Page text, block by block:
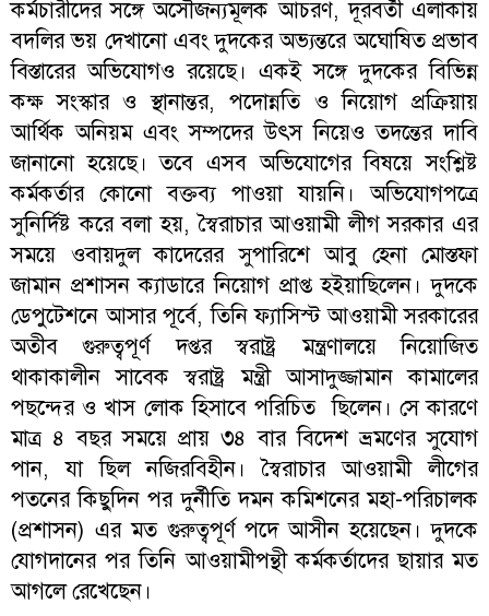
কর্মচারীদের সঙ্গে অসৌজন্যমূলক আচরণ, দূরবর্তী এলাকায়
বদলির ভয় দেখানো এবং দুদকের অভ্যন্তরে অঘোষিত প্রভাব
বিস্তারের অভিযোগও রয়েছে। একই সঙ্গে দুদকের বিভিন্ন
কক্ষ সংস্কার ও স্থানান্তর, পদোন্নতি ও নিয়োগ প্রক্রিয়ায়
আর্থিক অনিয়ম এবং সম্পদের উৎস নিয়েও তদন্তের দাবি
জানানো হয়েছে। তবে এসব অভিযোগের বিষয়ে সংশ্লিষ্ট
কর্মকর্তার কোনো বক্তব্য পাওয়া যায়নি। অভিযোগপত্রে
সুনির্দিষ্ট করে বলা হয়, স্বৈরাচার আওয়ামী লীগ সরকার এর
সময়ে ওবায়দুল কাদেরের সুপারিশে আবু হেনা মোস্তফা
জামান প্রশাসন ক্যাডারে নিয়োগ প্রাপ্ত হইয়াছিলেন। দুদকে
ডেপুটেশনে আসার পূর্বে, তিনি ফ্যাসিস্ট আওয়ামী সরকারের
অতীব গুরুত্বপূর্ণ দপ্তর স্বরাষ্ট্র মন্ত্রণালয়ে নিয়োজিত
থাকাকালীন সাবেক স্বরাষ্ট্র মন্ত্রী আসাদুজ্জামান কামালের
পছন্দের ও খাস লোক হিসাবে পরিচিত ছিলেন। সে কারণে
মাত্র ৪ বছর সময়ে প্রায় ৩৪ বার বিদেশ ভ্রমণের সুযোগ
পান, যা ছিল নজিরবিহীন। স্বৈরাচার আওয়ামী লীগের
পতনের কিছুদিন পর দুর্নীতি দমন কমিশনের মহা-পরিচালক
(প্রশাসন) এর মত গুরুত্বপূর্ণ পদে আসীন হয়েছেন। দুদকে
যোগদানের পর তিনি আওয়ামীপন্থী কর্মকর্তাদের ছায়ার মত
আগলে রেখেছেন।